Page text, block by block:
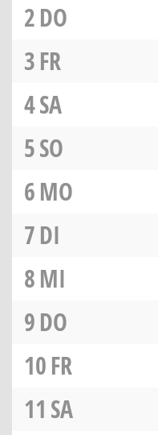
2DO
3FR
4SA
5SO
6MO
7DI
8MI
9DO
10FR
11 SA